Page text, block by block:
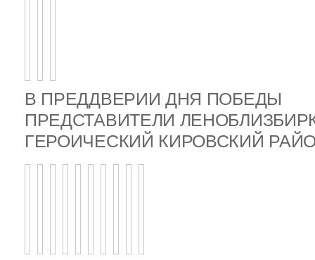
В ПРЕДДВЕРИИ ДНЯ ПОБЕДЫ
ПРЕДСТАВИТЕЛИ
ГЕРОИЧЕСКИЙ КИРОВСКИЙ